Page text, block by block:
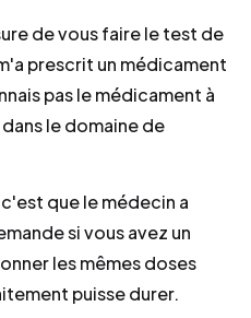
de vous faire le test de
prescrit un médicament
pas le médicament à
dans le domaine de
que le médecin a
si vous avez un
les mêmes doses
puisse durer.